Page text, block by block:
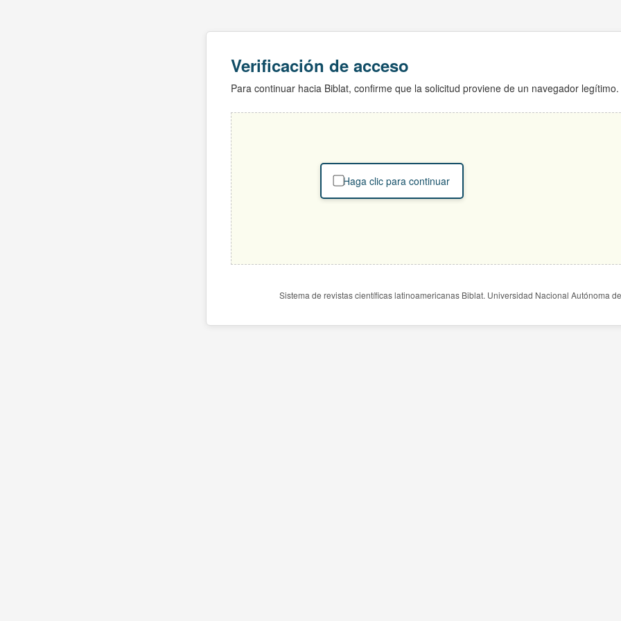
Verificación de acceso
Para continuar hacia Biblat, confirme que la solicitud proviene de un navegador legítimo.
Haga clic para continuar
Sistema de revistas científicas latinoamericanas Biblat. Universidad Nacional Autónoma